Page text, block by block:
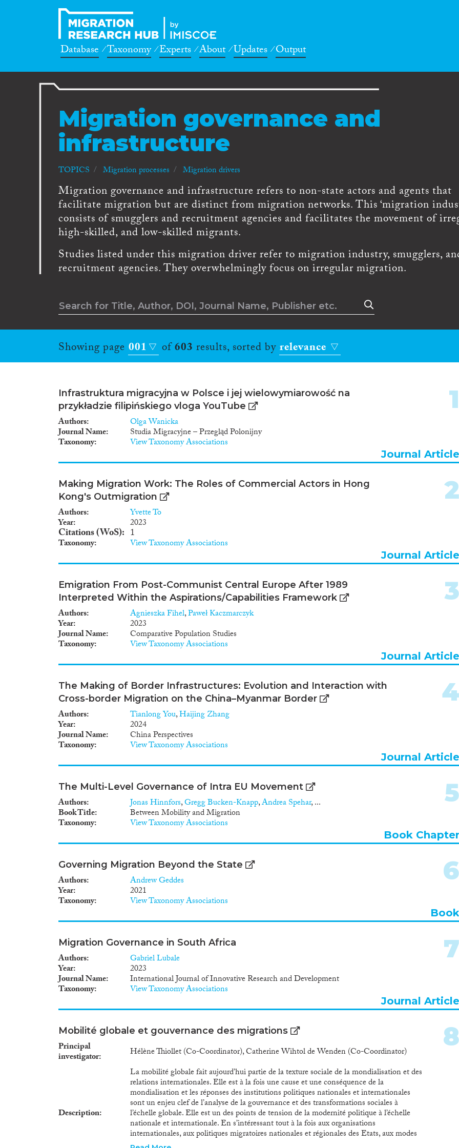
Database Taxonomy Experts About Updates Output
Migration governance and
infrastructure
TOPICS Migration processes Migration drivers
Migration governance and infrastructure refers to non-state actors and agents that
facilitate migration but are distinct from migration networks. This ‘migration
consists of smugglers and recruitment agencies and facilitates the movement of
high-skilled, and low-skilled migrants.
Studies listed under this migration driver refer to migration industry, smugglers,
recruitment agencies. They overwhelmingly focus on irregular migration.
Showing page 001 of603 results, sorted byrelevance
Infrastruktura migracyjna w Polsce i jej wielowymiarowość na
przykładzie filipińskiego vloga YouTube
Authors Olga Wanicka
Journal Name Studia Migracyjne – Przegląd Polonijny
Taxonomy View Taxonomy Associations
1
Journal Article
Making Migration Work: The Roles of Commercial Actors in Hong
Kong's Outmigration
Authors Yvette To
Year 2023
Citations (WoS) 1
Taxonomy View Taxonomy Associations
2
Journal Article
Emigration From Post-Communist Central Europe After 1989
Interpreted Within the Aspirations/Capabilities Framework
Authors Agnieszka Fihel,Paweł Kaczmarczyk
Year 2023
Journal Name Comparative Population Studies
Taxonomy View Taxonomy Associations
3
Journal Article
The Making of Border Infrastructures: Evolution and Interaction with
Cross-border Migration on the China–Myanmar Border
Authors Tianlong You,Haijing Zhang
Year 2024
Journal Name China Perspectives
Taxonomy View Taxonomy Associations
4
Journal Article
The Multi-Level Governance of Intra EU Movement
Authors Jonas Hinnfors,Gregg Bucken-Knapp,Andrea Spehar, ...
Book Title Between Mobility and Migration
Taxonomy View Taxonomy Associations
5
Book Chapter
Governing Migration Beyond the State
Authors Andrew Geddes
Year 2021
Taxonomy View Taxonomy Associations
6
Book
Migration Governance in South Africa
Authors Gabriel Lubale
Year 2023
Journal Name International Journal of Innovative Research and Development
Taxonomy View Taxonomy Associations
7
Journal Article
Mobilité globale et gouvernance des migrations
Principal
investigator Hélène Thiollet (Co-Coordinator), Catherine Wihtol de Wenden (Co-Coordinator)
Description
La mobilité globale fait aujourd’hui partie de la texture sociale de la mondialisation et des
relations internationales. Elle est à la fois une cause et une conséquence de la
mondialisation et les réponses des institutions politiques nationales et internationales
sont un enjeu clef de l’analyse de la gouvernance et des transformations sociales à
l’échelle globale. Elle est un des points de tension de la modernité politique à l’échelle
nationale et internationale. En s’intéressant tout à la fois aux organisations
internationales, aux politiques migratoires nationales et régionales des Etats, aux modes
d’organisation des espaces de vie des migrants et des réfugiés et aux dynamiques sociales
8